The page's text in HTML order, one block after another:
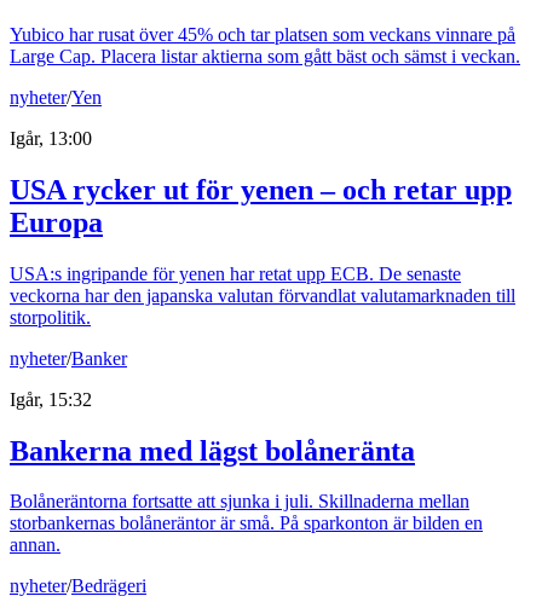
Yubico har rusat över 45% och tar platsen som veckans vinnare på
Large Cap. Placera listar aktierna som gått bäst och sämst i veckan.
nyheter/Yen
Igår, 13:00
USA rycker ut för yenen – och retar upp
Europa
USA:s ingripande för yenen har retat upp ECB. De senaste
veckorna har den japanska valutan förvandlat valutamarknaden till
storpolitik.
nyheter/Banker
Igår, 15:32
Bankerna med lägst bolåneränta
Bolåneräntorna fortsatte att sjunka i juli. Skillnaderna mellan
storbankernas bolåneräntor är små. På sparkonton är bilden en
annan.
nyheter/Bedrägeri